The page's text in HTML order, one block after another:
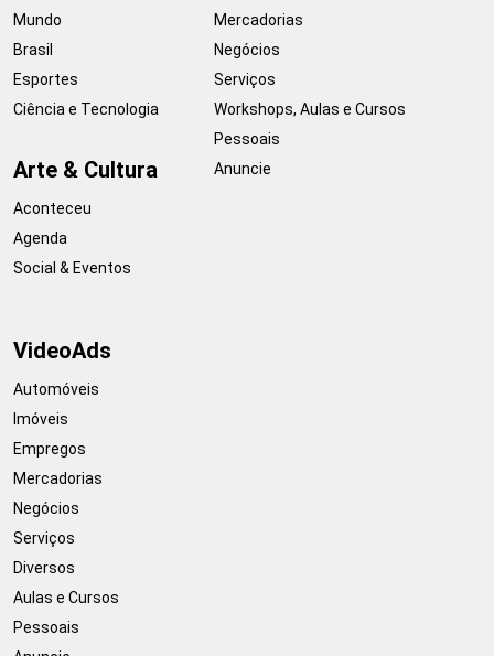
Mundo
Brasil
Esportes
Ciência e Tecnologia
Arte & Cultura
Aconteceu
Agenda
Social & Eventos
Mercadorias
Negócios
Serviços
Workshops, Aulas e Cursos
Pessoais
Anuncie
VideoAds
Automóveis
Imóveis
Empregos
Mercadorias
Negócios
Serviços
Diversos
Aulas e Cursos
Pessoais